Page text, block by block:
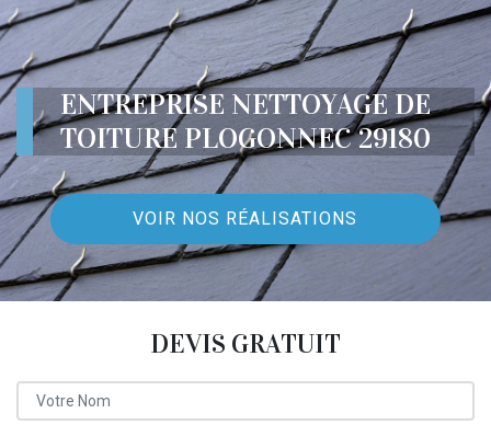
ENTREPRISE NETTOYAGE DE
TOITURE PLOGONNEC 29180
VOIR NOS RÉALISATIONS
DEVIS GRATUIT